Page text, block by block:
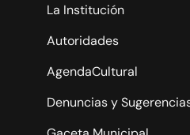
La Institución
Autoridades
AgendaCultural
Denuncias y